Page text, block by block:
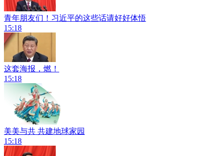
青年朋友们！习近平的这些话请好好体悟
15:18
这套海报，燃！
15:18
美美与共 共建地球家园
15:18